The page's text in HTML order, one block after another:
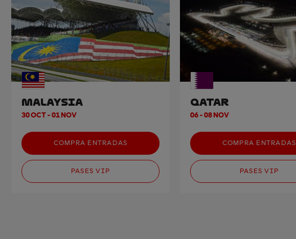
MALAYSIA
30 OCT - 01 NOV
COMPRA ENTRADAS
PASES VIP
QATAR
06 - 08 NOV
COMPRA ENTRADAS
PASES VIP